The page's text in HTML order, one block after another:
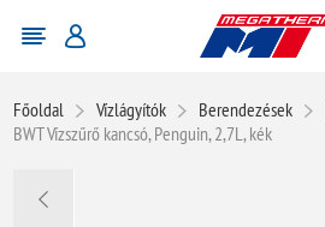
Főoldal Vízlágyítók Berendezések
BWT Vízszűrő kancsó, Penguin, 2,7L, kék